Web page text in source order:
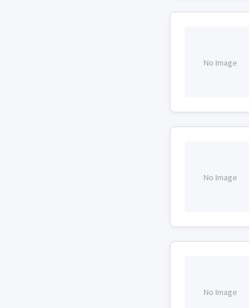
No Image
No Image
No Image